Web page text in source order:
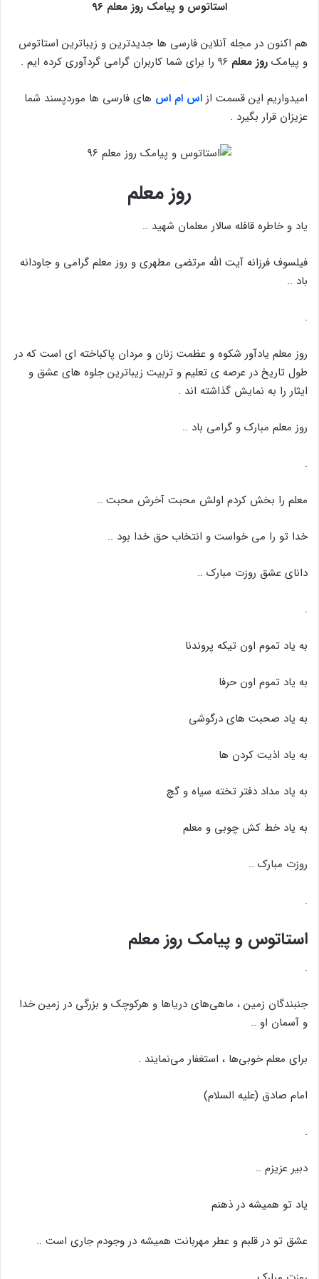
استاتوس و پیامک روز معلم ۹۶
هم اکنون در مجله آنلاین فارسی ها جدیدترین و زیباترین استاتوس
و پیامک روز معلم
امیدواریم این قسمت از اس ام اس های فارسی ها موردپسند شما
عزیزان قرار بگیرد .
روز معلم
یاد و خاطره قافله سالار معلمان شهید ..
فیلسوف فرزانه آیت الله مرتضی مطهری و روز معلم گرامی و جاودانه
باد ..
.
روز معلم یادآور شکوه و عظمت زنان و مردان پاکباخته ای است که در
طول تاریخ در عرصه ی تعلیم و تربیت زیباترین جلوه های عشق و
ایثار را به نمایش گذاشته اند .
روز معلم مبارک و گرامی باد ..
.
معلم را بخش کردم اولش محبت آخرش محبت ..
خدا تو را می خواست و انتخاب حق خدا بود ..
دانای عشق روزت مبارک ..
.
به یاد تموم اون تیکه پروندنا
به یاد تموم اون حرفا
به یاد صحبت های درگوشی
به یاد اذیت کردن ها
به یاد مداد دفتر تخته سیاه و گچ
به یاد خط کش چوبی و معلم
روزت مبارک ..
.
استاتوس و پیامک روز معلم
.
جنبندگان زمین ، ماهی‌های دریاها و هرکوچک و بزرگی در زمین خدا
و آسمان او ..
برای معلم خوبی‌ها ، استغفار می‌نمایند .
امام صادق (علیه السلام)
.
دبیر عزیزم ..
یاد تو همیشه در ذهنم
عشق تو در قلبم و عطر مهربانت همیشه در وجودم جاری است ..